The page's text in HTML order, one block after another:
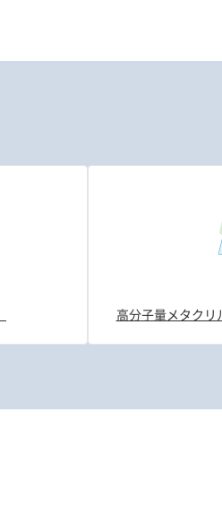
高分子量メタクリ